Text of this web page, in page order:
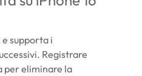
supporta i
Registrare
per eliminare la